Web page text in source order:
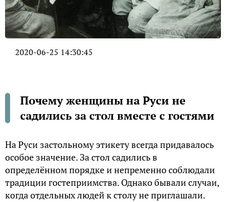
2020-06-25 14:30:45
Почему женщины на Руси не
садились за стол вместе с гостями
На Руси застольному этикету всегда придавалось
особое значение. За стол садились в
определённом порядке и непременно соблюдали
традиции гостеприимства. Однако бывали случаи,
когда отдельных людей к столу не приглашали.